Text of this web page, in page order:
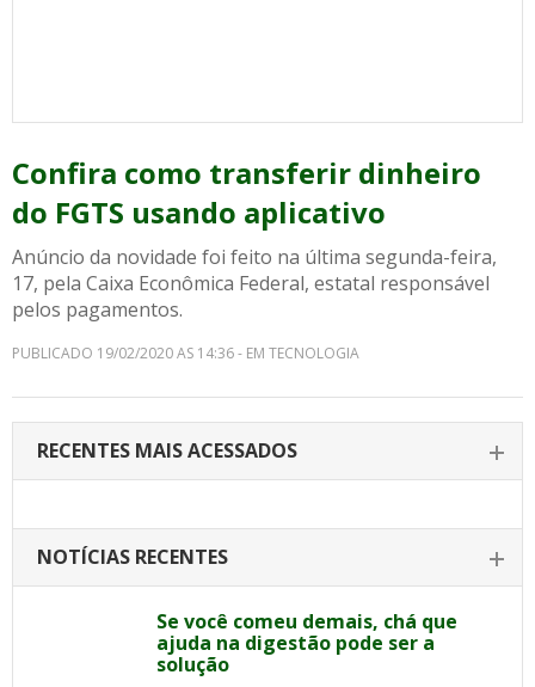
Confira como transferir dinheiro
do FGTS usando aplicativo
Anúncio da novidade foi feito na última segunda-feira,
17, pela Caixa Econômica Federal, estatal responsável
pelos pagamentos.
PUBLICADO 19/02/2020 AS 14:36 - EM TECNOLOGIA
RECENTES MAIS ACESSADOS
NOTÍCIAS RECENTES
Se você comeu demais, chá que
ajuda na digestão pode ser a
solução